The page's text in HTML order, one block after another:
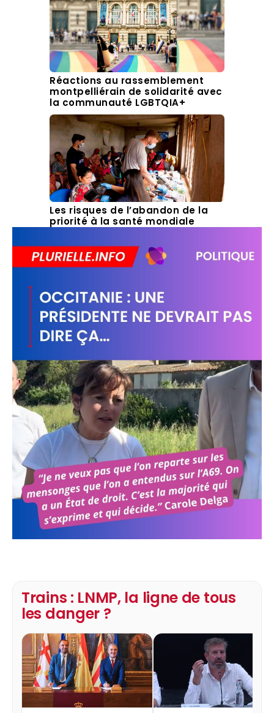
Réactions au rassemblement
montpelliérain de solidarité avec
la communauté LGBTQIA+
Les risques de l’abandon de la
priorité à la santé mondiale
Trains : LNMP, la ligne de tous
les danger ?